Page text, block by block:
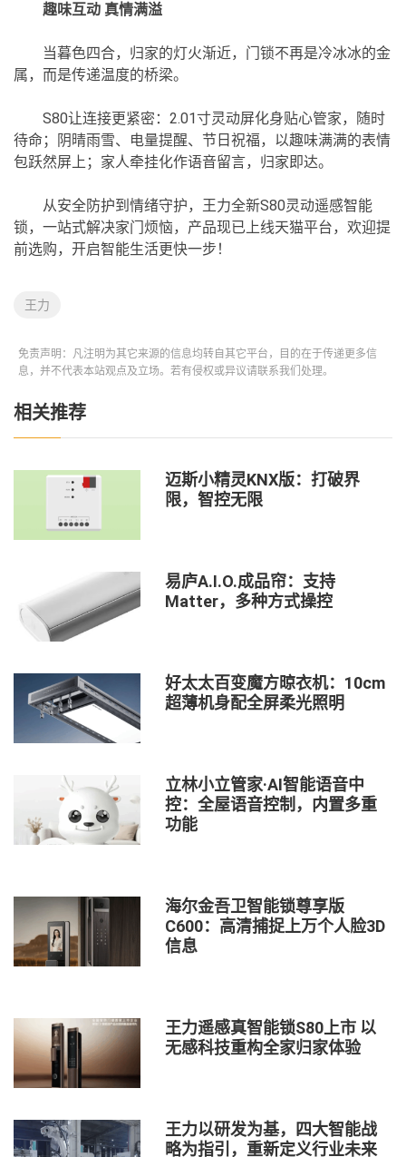
趣味互动 真情满溢
当暮色四合，归家的灯火渐近，门锁不再是冷冰冰的金
属，而是传递温度的桥梁。
S80让连接更紧密：2.01寸灵动屏化身贴心管家，随时
待命；阴晴雨雪、电量提醒、节日祝福，以趣味满满的表情
包跃然屏上；家人牵挂化作语音留言，归家即达。
从安全防护到情绪守护，王力全新S80灵动遥感智能
锁，一站式解决家门烦恼，产品现已上线天猫平台，欢迎提
前选购，开启智能生活更快一步！
王力
免责声明：凡注明为其它来源的信息均转自其它平台，目的在于传递更多信
息，并不代表本站观点及立场。若有侵权或异议请联系我们处理。
相关推荐
迈斯小精灵KNX版：打破界
限，智控无限
易庐A.I.O.成品帘：支持
Matter，多种方式操控
好太太百变魔方晾衣机：10cm
超薄机身配全屏柔光照明
立林小立管家·AI智能语音中
控：全屋语音控制，内置多重
功能
海尔金吾卫智能锁尊享版
C600：高清捕捉上万个人脸3D
信息
王力遥感真智能锁S80上市 以
无感科技重构全家归家体验
王力以研发为基，四大智能战
略为指引，重新定义行业未来